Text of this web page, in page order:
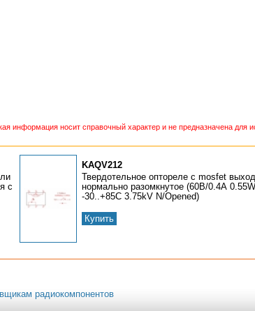
информация носит справочный характер и не предназначена для
с
KAQV212
Твердотельное оптореле c mosfet
нормально разомкнутое (60В/0.4А 0.55W
-30..+85C 3.75kV N/Opened)
Купить